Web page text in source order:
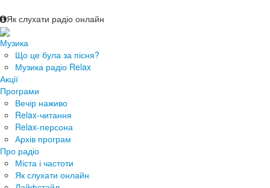
Як слухати радіо онлайн
Музика
Що це була за пісня?
Музика радіо Relax
Акції
Програми
Вечір наживо
Relax-читання
Relax-персона
Архів програм
Про радіо
Міста і частоти
Як слухати онлайн